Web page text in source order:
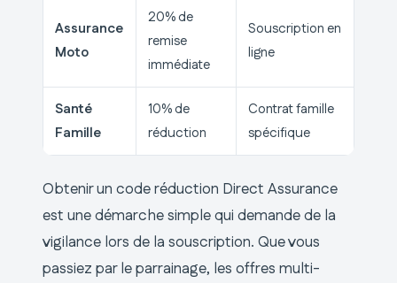
Assurance
Moto
20% de
remise
immédiate
Souscription en
ligne
Santé
Famille
10% de
réduction
Contrat famille
spécifique
Obtenir un code réduction Direct Assurance
est une démarche simple qui demande de la
vigilance lors de la souscription. Que vous
passiez par le parrainage, les offres multi-